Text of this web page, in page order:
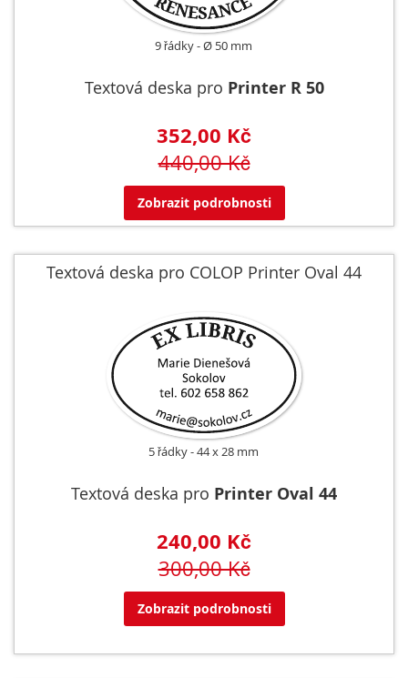
9 řádky Ø 50 mm
Textová deska pro Printer R 50
352,00 Kč
440,00 Kč
Zobrazit podrobnosti
Textová deska pro COLOP Printer Oval 44
5 řádky 44 x 28 mm
Textová deska pro Printer Oval 44
240,00 Kč
300,00 Kč
Zobrazit podrobnosti